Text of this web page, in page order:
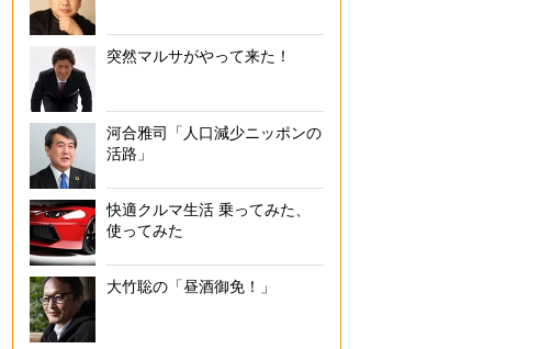
突然マルサがやって来た！
河合雅司「人口減少ニッポンの
活路」
快適クルマ生活 乗ってみた、
使ってみた
大竹聡の「昼酒御免！」